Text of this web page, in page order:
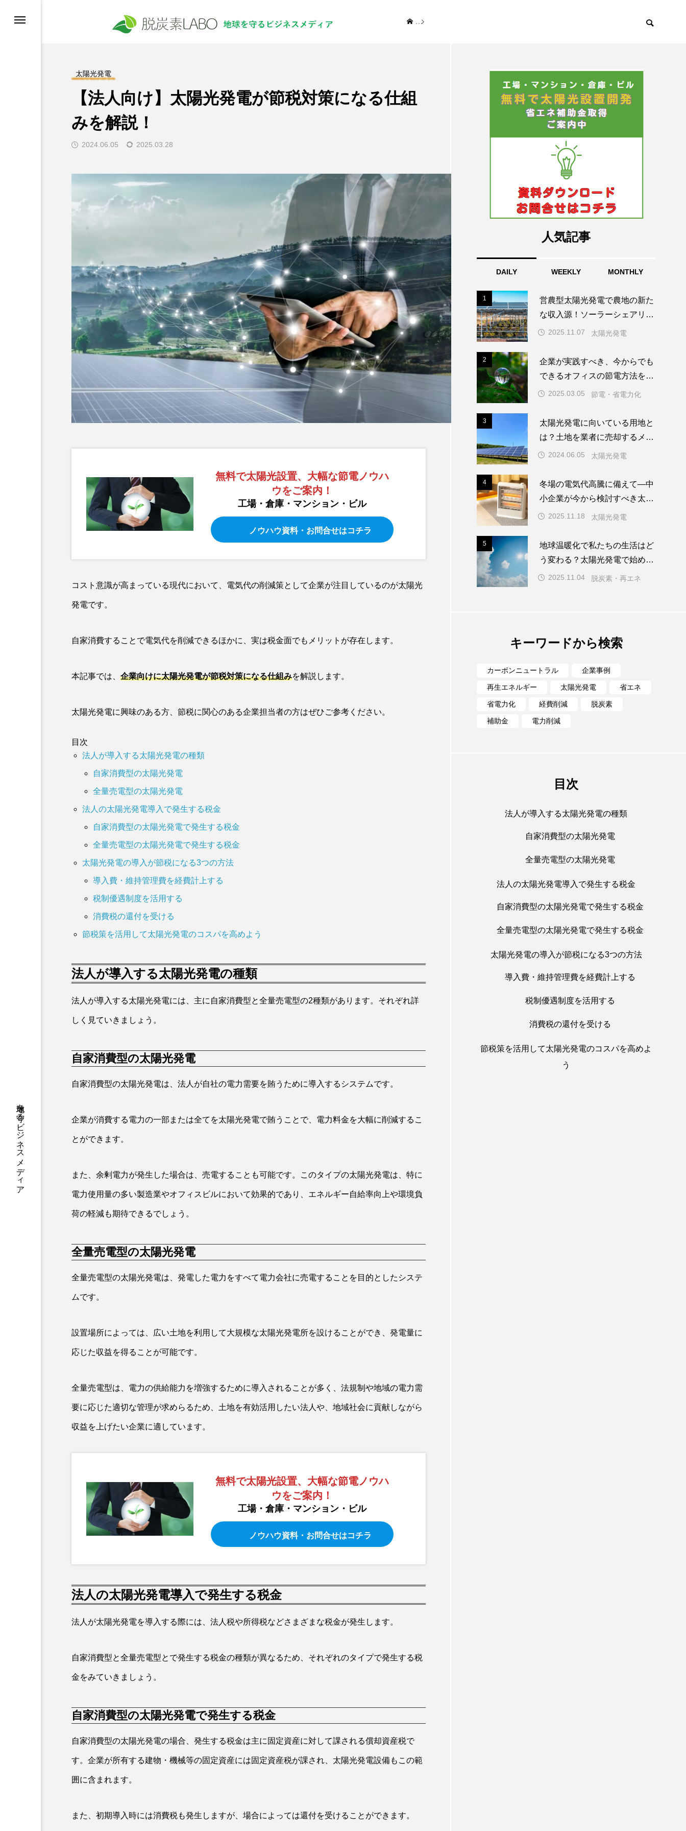
地球を守るビジネスメディア
節電・省電力化
AIが変える省エネの未
来 – 人工知能で実現す
る次世代エネルギー管
理術
脱炭素
LABO編集
部
2025.09.01
冬場の電気代高騰に備
えて―中小企業が今か
ら検討すべき太陽光発
電の導入
脱炭素
LABO編集
部
2025.11.18
地球温暖化で私たちの
生活はどう変わる？太
陽光発電で始める身近
な環境対策
脱炭素
部
2025.11.04
タグリスト
TAG LIST
省電力化 経費削減
脱炭素 補助金
【法人向け】太陽光発電が節税対策になる仕組みを解説！
太陽光発電
【法人向け】太陽光発電が節税対策になる仕組
みを解説！
2024.06.05 2025.03.28
無料で太陽光設置、大幅な節電ノウハ
ウをご案内！
工場・倉庫・マンション・ビル
ノウハウ資料・お問合せはコチラ
コスト意識が高まっている現代において、電気代の削減策として企業が注目しているのが太陽光
発電です。
自家消費することで電気代を削減できるほかに、実は税金面でもメリットが存在します。
本記事では、 企業向けに太陽光発電が節税対策になる仕組みを解説します。
太陽光発電に興味のある方、節税に関心のある企業担当者の方はぜひご参考ください。
目次
法人が導入する太陽光発電の種類
自家消費型の太陽光発電
全量売電型の太陽光発電
法人の太陽光発電導入で発生する税金
自家消費型の太陽光発電で発生する税金
全量売電型の太陽光発電で発生する税金
太陽光発電の導入が節税になる3つの方法
導入費・維持管理費を経費計上する
税制優遇制度を活用する
消費税の還付を受ける
節税策を活用して太陽光発電のコスパを高めよう
法人が導入する太陽光発電の種類
法人が導入する太陽光発電には、主に自家消費型と全量売電型の2種類があります。それぞれ詳
しく見ていきましょう。
自家消費型の太陽光発電
自家消費型の太陽光発電は、法人が自社の電力需要を賄うために導入するシステムです。
企業が消費する電力の一部または全てを太陽光発電で賄うことで、電力料金を大幅に削減するこ
とができます。
また、余剰電力が発生した場合は、売電することも可能です。このタイプの太陽光発電は、特に
電力使用量の多い製造業やオフィスビルにおいて効果的であり、エネルギー自給率向上や環境負
荷の軽減も期待できるでしょう。
全量売電型の太陽光発電
全量売電型の太陽光発電は、発電した電力をすべて電力会社に売電することを目的としたシステ
ムです。
設置場所によっては、広い土地を利用して大規模な太陽光発電所を設けることができ、発電量に
応じた収益を得ることが可能です。
全量売電型は、電力の供給能力を増強するために導入されることが多く、法規制や地域の電力需
要に応じた適切な管理が求めらるため、土地を有効活用したい法人や、地域社会に貢献しながら
収益を上げたい企業に適しています。
無料で太陽光設置、大幅な節電ノウハ
ウをご案内！
工場・倉庫・マンション・ビル
ノウハウ資料・お問合せはコチラ
法人の太陽光発電導入で発生する税金
法人が太陽光発電を導入する際には、法人税や所得税などさまざまな税金が発生します。
自家消費型と全量売電型とで発生する税金の種類が異なるため、それぞれのタイプで発生する税
金をみていきましょう。
自家消費型の太陽光発電で発生する税金
自家消費型の太陽光発電の場合、発生する税金は主に固定資産に対して課される償却資産税で
す。企業が所有する建物・機械等の固定資産には固定資産税が課され、太陽光発電設備もこの範
囲に含まれます。
また、初期導入時には消費税も発生しますが、場合によっては還付を受けることができます。
人気記事
DAILY WEEKLY MONTHLY
1
営農型太陽光発電で農地の新た
な収入源！ソーラーシェアリン
グのメリットを解説
2025.11.07 太陽光発電
2
企業が実践すべき、今からでも
できるオフィスの節電方法をま
とめて紹介
2025.03.05 節電・省電力化
3
太陽光発電に向いている用地と
は？土地を業者に売却するメリ
ットを解説
2024.06.05 太陽光発電
4
冬場の電気代高騰に備えて―中
小企業が今から検討すべき太陽
光発電の導入
2025.11.18 太陽光発電
5
地球温暖化で私たちの生活はど
う変わる？太陽光発電で始める
身近な環境対策
2025.11.04 脱炭素・再エネ
キーワードから検索
カーボンニュートラル 企業事例
再生エネルギー 太陽光発電 省エネ
省電力化 経費削減 脱炭素
補助金 電力削減
目次
法人が導入する太陽光発電の種類
自家消費型の太陽光発電
全量売電型の太陽光発電
法人の太陽光発電導入で発生する税金
自家消費型の太陽光発電で発生する税金
全量売電型の太陽光発電で発生する税金
太陽光発電の導入が節税になる3つの方法
導入費・維持管理費を経費計上する
税制優遇制度を活用する
消費税の還付を受ける
節税策を活用して太陽光発電のコスパを高めよ
う